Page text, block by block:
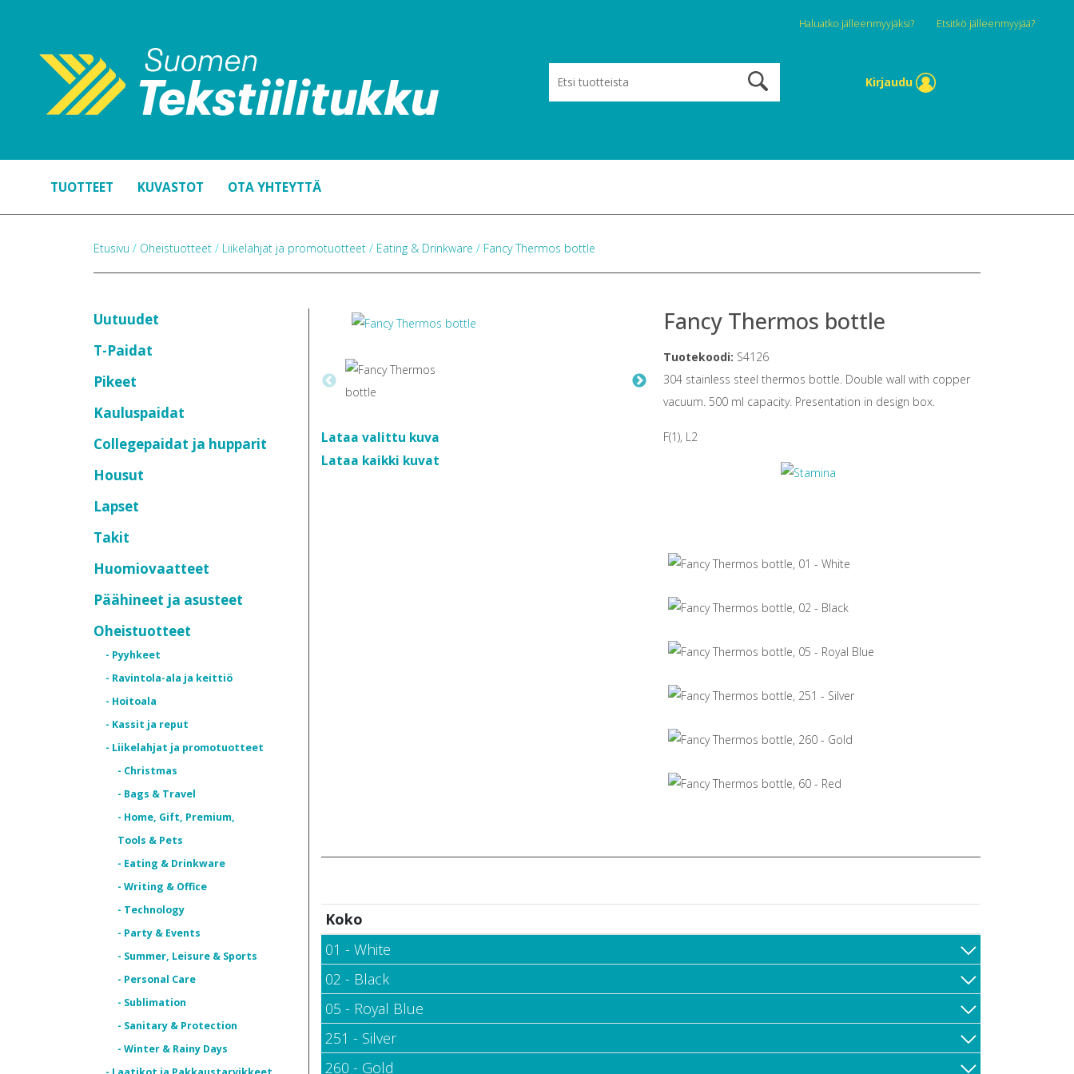
Haluatko jälleenmyyjäksi? Etsitkö jälleenmyyjää?
Kirjaudu
TUOTTEET KUVASTOT OTA YHTEYTTÄ
Etusivu / Oheistuotteet / Liikelahjat ja promotuotteet / Eating & Drinkware / Fancy Thermos bottle
Uutuudet
T-Paidat
Pikeet
Kauluspaidat
Collegepaidat ja hupparit
Housut
Lapset
Takit
Huomiovaatteet
Päähineet ja asusteet
Oheistuotteet
- Pyyhkeet
- Ravintola-ala ja keittiö
- Hoitoala
- Kassit ja reput
- Liikelahjat ja promotuotteet
- Christmas
- Bags & Travel
- Home, Gift, Premium,
Tools & Pets
- Eating & Drinkware
- Writing & Office
- Technology
- Party & Events
- Summer, Leisure & Sports
- Personal Care
- Sublimation
- Sanitary & Protection
- Winter & Rainy Days
Lataa valittu kuva
Lataa kaikki kuvat
Fancy Thermos bottle
Tuotekoodi: S4126
304 stainless steel thermos bottle. Double wall with copper
vacuum. 500 ml capacity. Presentation in design box.
F(1), L2
Koko
01 - White
02 - Black
05 - Royal Blue
251 - Silver
260 - Gold